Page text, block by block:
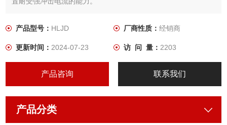
产品型号： HLJD 厂商性质： 经销商
更新时间：2024-07-23 访 问 量： 2203
产品咨询 联系我们
产品分类